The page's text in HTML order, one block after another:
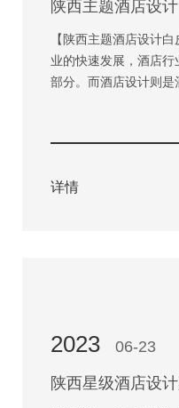
陕西主题酒店设计
【陕西主题酒店设计
业的快速发展，酒店
部分。而酒店设计则是
详情
2023 06-23
陕西星级酒店设